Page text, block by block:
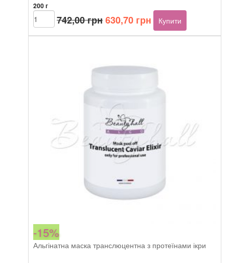
200 г
742,00грнОригінальна
ціна:
630,70 грнПоточна
ціна:
Beautyhall
ALGO
peel
Купити
-15%
Альгінатна маска транслюцентна з протеїнами ікри